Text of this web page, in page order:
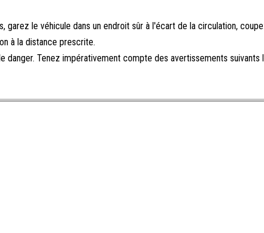
garez le véhicule dans un endroit sûr à l'écart de la circulation,
à la distance prescrite.
Tenez impérativement compte des avertissements suivants